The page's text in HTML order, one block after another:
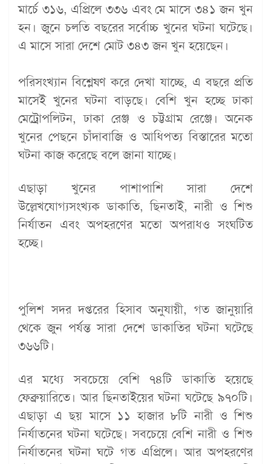
মার্চে ৩১৬, এপ্রিলে ৩৩৬ এবং মে মাসে ৩৪১ জন খুন
হন। জুনে চলতি বছরের সর্বোচ্চ খুনের ঘটনা ঘটেছে।
এ মাসে সারা দেশে মোট ৩৪৩ জন খুন হয়েছেন।
পরিসংখ্যান বিশ্লেষণ করে দেখা যাচ্ছে, এ বছরে প্রতি
মাসেই খুনের ঘটনা বাড়ছে। বেশি খুন হচ্ছে ঢাকা
মেট্রোপলিটন, ঢাকা রেঞ্জ ও চট্টগ্রাম রেঞ্জে। অনেক
খুনের পেছনে চাঁদাবাজি ও আধিপত্য বিস্তারের মতো
ঘটনা কাজ করেছে বলে জানা যাচ্ছে।
এছাড়া খুনের পাশাপাশি সারা দেশে
উল্লেখযোগ্যসংখ্যক ডাকাতি, ছিনতাই, নারী ও শিশু
নির্যাতন এবং অপহরণের মতো অপরাধও সংঘটিত
হচ্ছে।
পুলিশ সদর দপ্তরের হিসাব অনুযায়ী, গত জানুয়ারি
থেকে জুন পর্যন্ত সারা দেশে ডাকাতির ঘটনা ঘটেছে
৩৬৬টি।
এর মধ্যে সবচেয়ে বেশি ৭৪টি ডাকাতি হয়েছে
ফেব্রুয়ারিতে। আর ছিনতাইয়ের ঘটনা ঘটেছে ৯৭০টি।
এছাড়া এ ছয় মাসে ১১ হাজার ৮টি নারী ও শিশু
নির্যাতনের ঘটনা ঘটেছে। সবচেয়ে বেশি নারী ও শিশু
নির্যাতনের ঘটনা ঘটে গত এপ্রিলে। আর অপহরণের